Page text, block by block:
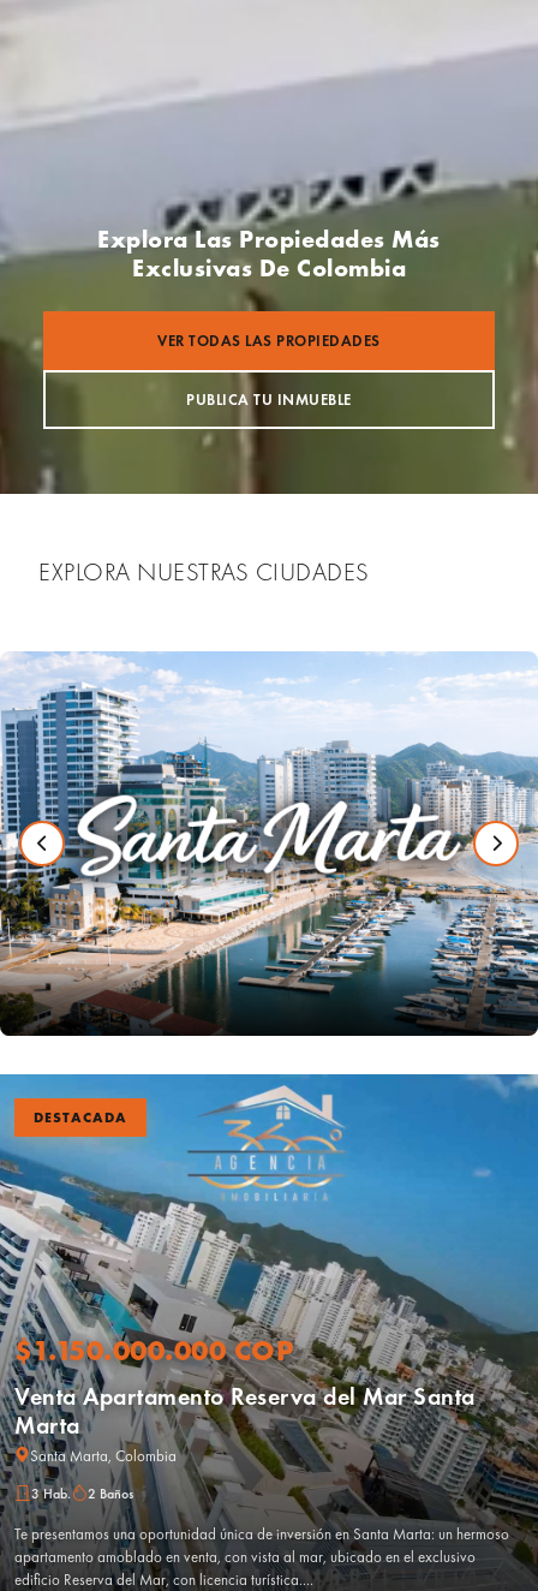
Explora Las Propiedades Más
Exclusivas De Colombia
VER TODAS LAS PROPIEDADES
PUBLICA TU INMUEBLE
EXPLORA NUESTRAS CIUDADES
DESTACADA
$1.150.000.000 COP
Venta Apartamento Reserva del Mar Santa
Marta
Santa Marta, Colombia
3 Hab. 2 Baños
Te presentamos una oportunidad única de inversión en Santa Marta: un hermoso
apartamento amoblado en venta, con vista al mar, ubicado en el exclusivo
edificio Reserva del Mar, con licencia turística....